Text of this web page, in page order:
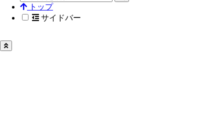
トップ
サイドバー